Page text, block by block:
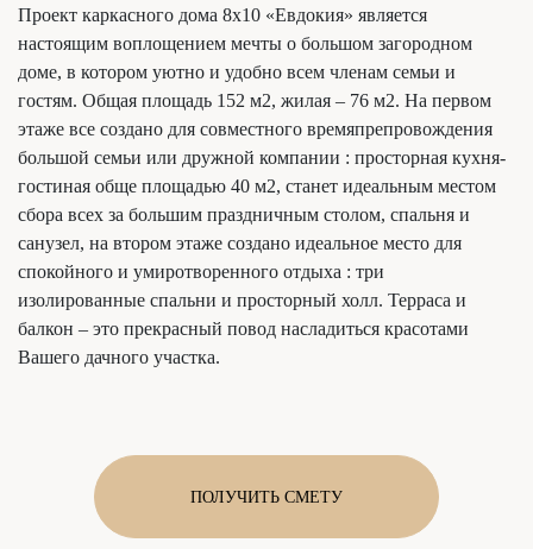
Проект каркасного дома 8х10 «Евдокия» является
настоящим воплощением мечты о большом загородном
доме, в котором уютно и удобно всем членам семьи и
гостям. Общая площадь 152 м2, жилая – 76 м2. На первом
этаже все создано для совместного времяпрепровождения
большой семьи или дружной компании : просторная кухня-
гостиная обще площадью 40 м2, станет идеальным местом
сбора всех за большим праздничным столом, спальня и
санузел, на втором этаже создано идеальное место для
спокойного и умиротворенного отдыха : три
изолированные спальни и просторный холл. Терраса и
балкон – это прекрасный повод насладиться красотами
Вашего дачного участка.
ПОЛУЧИТЬ СМЕТУ